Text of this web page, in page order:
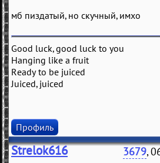
мб пиздатый, но скучный, имхо
Good luck, good luck to you
Hanging like a fruit
Ready to be juiced
Juiced, juiced
Профиль
Strelok616 3679,